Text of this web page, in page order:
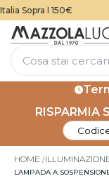
Sopra I 150€
RISPARMIA
HOME
LAMPADA A